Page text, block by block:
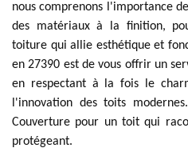
nous comprenons l'importance
des matériaux à la finition,
toiture qui allie esthétique et
en 27390 est de vous offrir un
en respectant à la fois le
l'innovation des toits
Couverture pour un toit qui
protégeant.